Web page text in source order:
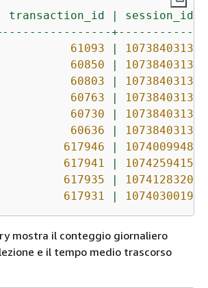
transaction_id | session_id
61093 | 1073840313
60850 | 1073840313
60803 | 1073840313
60763 | 1073840313
60730 | 1073840313
60636 | 1073840313
617946 | 1074009948
617941 | 1074259415
617935 | 1074128320
617931 | 1074030019
mostra il conteggio giornaliero
e il tempo medio trascorso